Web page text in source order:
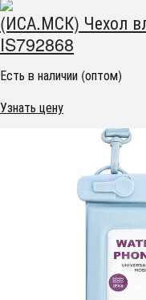
(ИСА.МСК) Чехол
IS792868
Есть в наличии (оптом)
Узнать цену